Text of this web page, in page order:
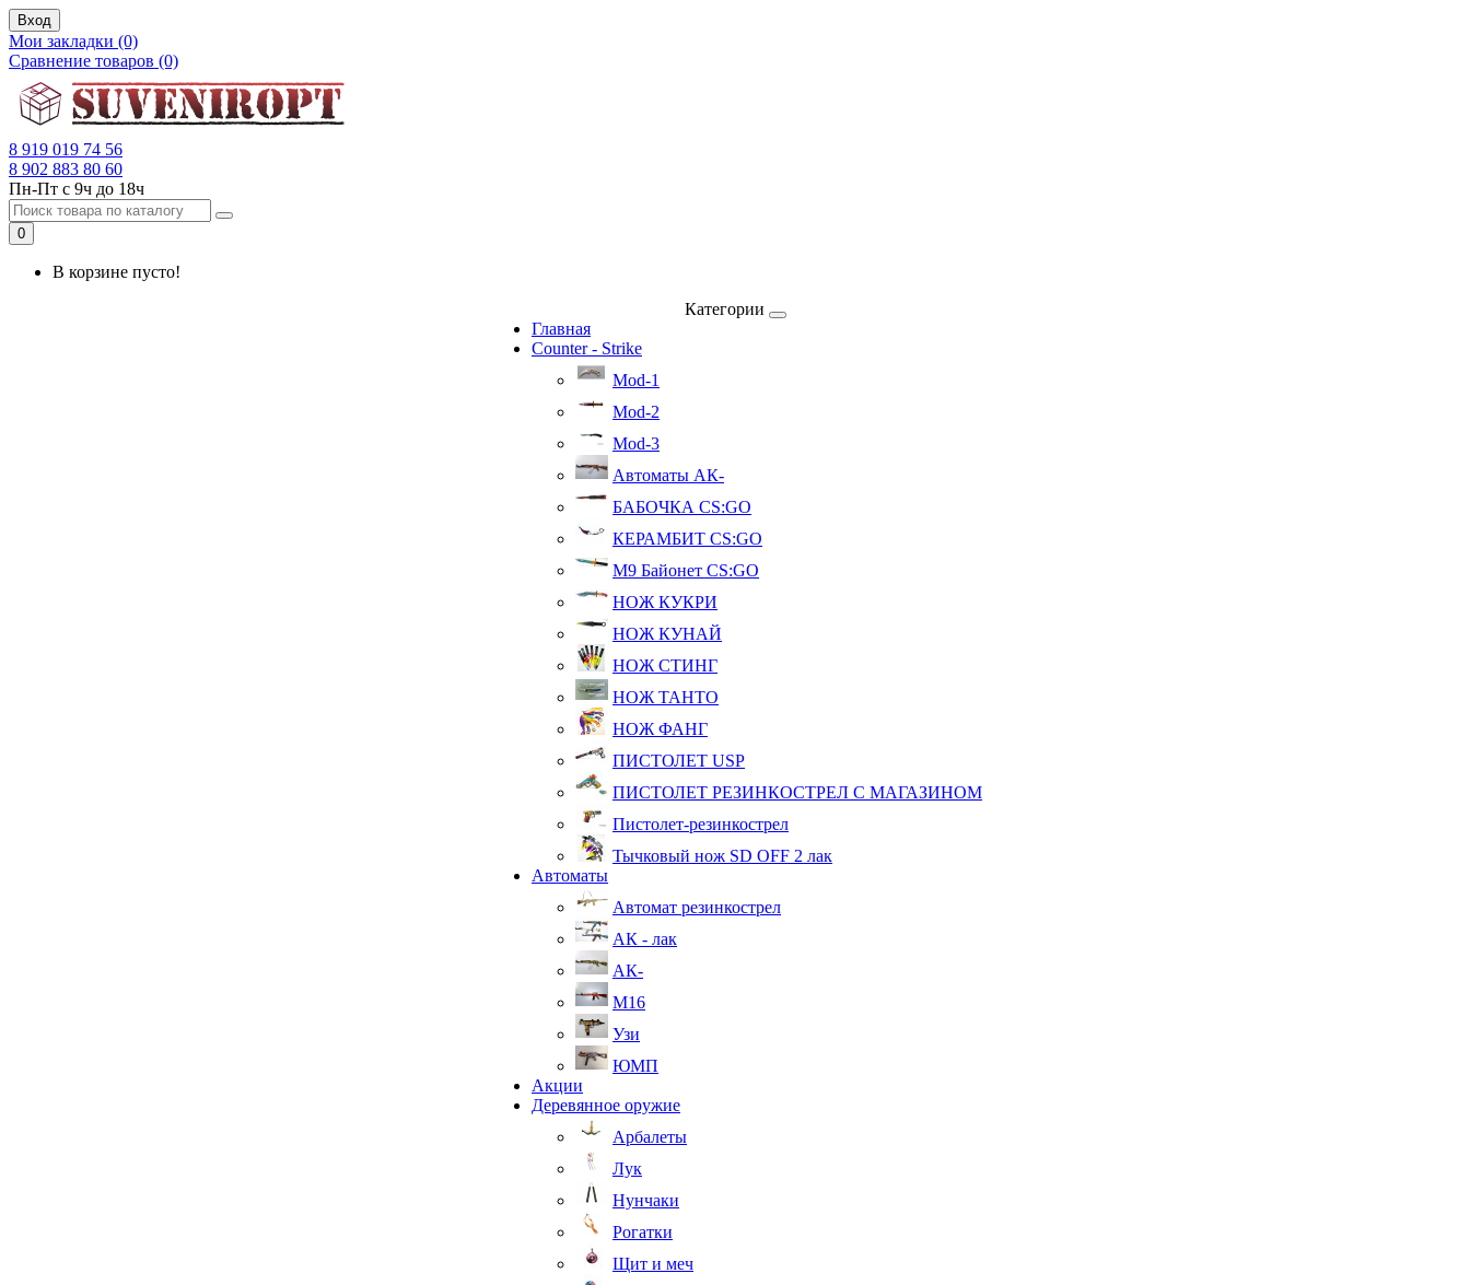
Вход
Мои закладки (0)
Сравнение товаров (0)
8 919 019 74 56
8 902 883 80 60
Пн-Пт с 9ч до 18ч
0
В корзине пусто!
Категории
Главная
Counter - Strike
Mod-1
Mod-2
Mod-3
Автоматы АК-
БАБОЧКА CS:GO
КЕРАМБИТ CS:GO
М9 Байонет CS:GO
НОЖ КУКРИ
НОЖ КУНАЙ
НОЖ СТИНГ
НОЖ ТАНТО
НОЖ ФАНГ
ПИСТОЛЕТ USP
ПИСТОЛЕТ РЕЗИНКОСТРЕЛ С МАГАЗИНОМ
Пистолет-резинкострел
Тычковый нож SD OFF 2 лак
Автоматы
Автомат резинкострел
АК - лак
АК-
М16
Узи
ЮМП
Акции
Деревянное оружие
Арбалеты
Лук
Нунчаки
Рогатки
Щит и меч